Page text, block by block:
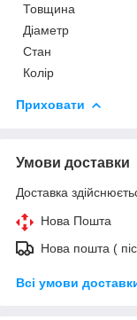
Товщина
Діаметр
Стан
Колір
Приховати
Умови доставки
Доставка
Нова Пошта
Нова пошта (
Всі умови